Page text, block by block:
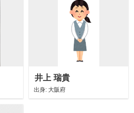
井上 瑞貴
出身: 大阪府